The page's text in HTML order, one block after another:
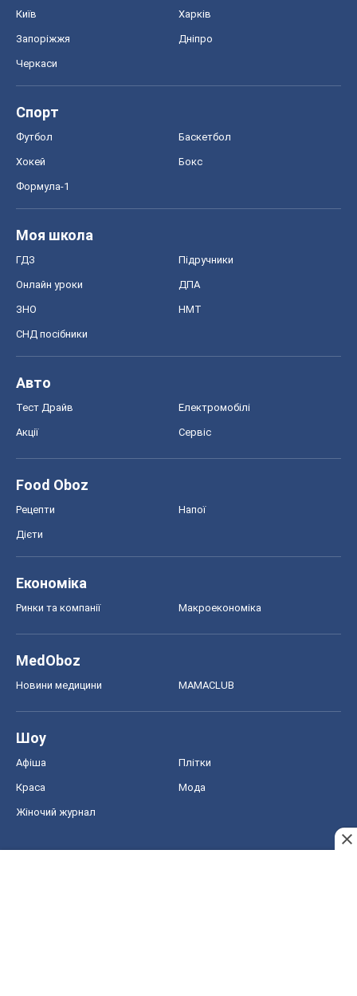
Київ Харків
Запоріжжя Дніпро
Черкаси
Спорт
Футбол Баскетбол
Хокей Бокс
Формула-1
Моя школа
ГДЗ Підручники
Онлайн уроки ДПА
ЗНО НМТ
СНД посібники
Авто
Тест Драйв Електромобілі
Акції Сервіс
Food Oboz
Рецепти Напої
Дієти
Економіка
Ринки та компанії Макроекономіка
MedOboz
Новини медицини MAMACLUB
Шоу
Афіша Плітки
Краса Мода
Жіночий журнал